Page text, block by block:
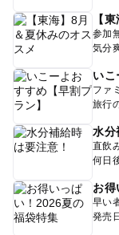
【
参加
気分
いこ
ファ
旅行
水分
直飲
何日
お
早い
発売